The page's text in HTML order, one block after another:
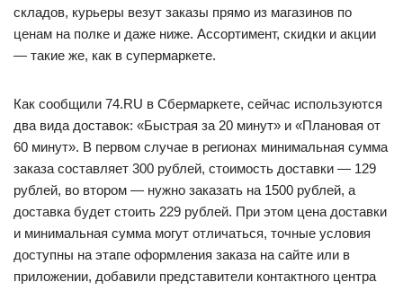
складов, курьеры везут заказы прямо из магазинов по
ценам на полке и даже ниже. Ассортимент, скидки и акции
— такие же, как в супермаркете.
Как сообщили 74.RU в Сбермаркете, сейчас используются
два вида доставок: «Быстрая за 20 минут» и «Плановая от
60 минут». В первом случае в регионах минимальная сумма
заказа составляет 300 рублей, стоимость доставки — 129
рублей, во втором — нужно заказать на 1500 рублей, а
доставка будет стоить 229 рублей. При этом цена доставки
и минимальная сумма могут отличаться, точные условия
доступны на этапе оформления заказа на сайте или в
приложении, добавили представители контактного центра